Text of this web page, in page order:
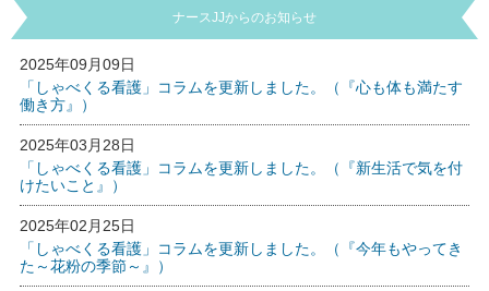
ナースJJからのお知らせ
2025年09月09日
「しゃべくる看護」コラムを更新しました。（『心も体も満たす
働き方』）
2025年03月28日
「しゃべくる看護」コラムを更新しました。（『新生活で気を付
けたいこと』）
2025年02月25日
「しゃべくる看護」コラムを更新しました。（『今年もやってき
た～花粉の季節～』）